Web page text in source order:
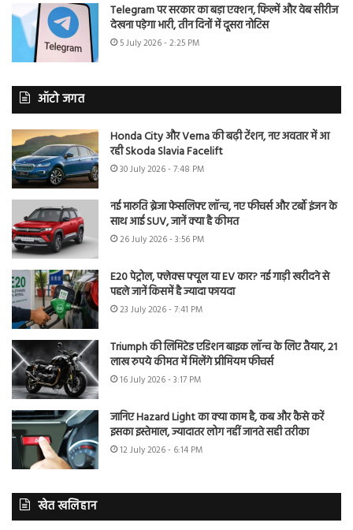
Telegram पर सरकार का बड़ा एक्शन, फिल्में और वेब सीरीज
देखना पड़ेगा भारी, तीन दिनों में दूसरा नोटिस
5 July 2026 - 2:25 PM
ऑटो जगत
Honda City और Verna की बढ़ी टेंशन, नए अवतार में आ
रही Skoda Slavia Facelift
30 July 2026 - 7:48 PM
नई मारुति ब्रेजा फेसलिफ्ट लॉन्च, नए फीचर्स और टर्बो इंजन के
साथ आई SUV, जानें क्या है कीमत
26 July 2026 - 3:56 PM
E20 पेट्रोल, फ्लेक्स फ्यूल या EV कार? नई गाड़ी खरीदने से
पहले जानें किसमें है ज्यादा फायदा
23 July 2026 - 7:41 PM
Triumph की लिमिटेड एडिशन बाइक लॉन्च के लिए तैयार, 21
लाख रुपये कीमत में मिलेंगे प्रीमियम फीचर्स
16 July 2026 - 3:17 PM
जानिए Hazard Light का क्या काम है, कब और कैसे करें
इसका इस्तेमाल, ज्यादातर लोग नहीं जानते सही तरीका
12 July 2026 - 6:14 PM
खेत खलिहान